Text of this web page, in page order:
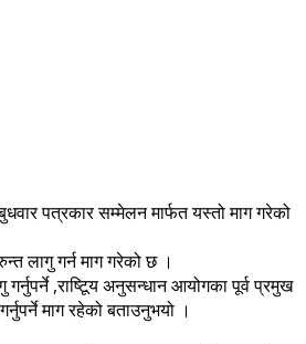
पत्रकार सम्मेलन मार्फत यस्तो माग गरेको
लागु गर्न माग गरेको छ ।
,राष्टिूय अनुसन्धान आयोगका पूर्व प्रमुख
माग रहेको बताउनुभयो ।